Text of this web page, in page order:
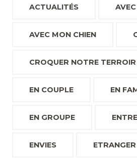
ACTUALITÉS
AVEC MON CHIEN
CROQUER NOTRE TERROIR
EN COUPLE EN
EN GROUPE
ENVIES ETRANGER